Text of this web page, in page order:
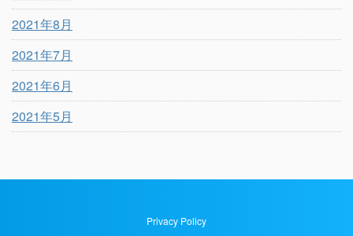
2021年8月
2021年7月
2021年6月
2021年5月
Privacy Policy